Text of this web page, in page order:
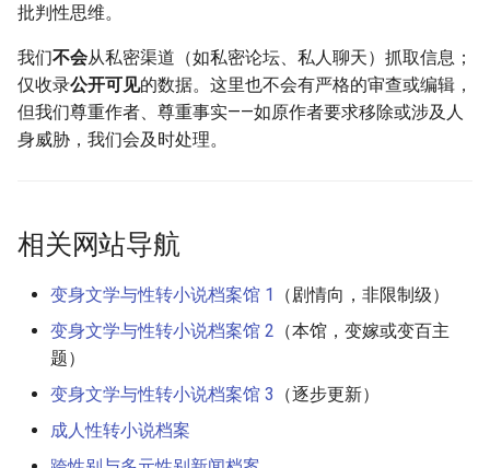
批判性思维。
我们不会从私密渠道（如私密论坛、私人聊天）抓取信息；
仅收录公开可见的数据。这里也不会有严格的审查或编辑，
但我们尊重作者、尊重事实——如原作者要求移除或涉及人
身威胁，我们会及时处理。
相关网站导航
变身文学与性转小说档案馆 1
（剧情向，非限制级）
变身文学与性转小说档案馆 2 （本馆，变嫁或变百主
题）
变身文学与性转小说档案馆 3
（逐步更新）
成人性转小说档案